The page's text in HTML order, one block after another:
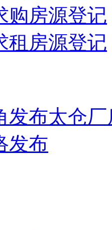
购房源登记
租房源登记
发布太仓
发布